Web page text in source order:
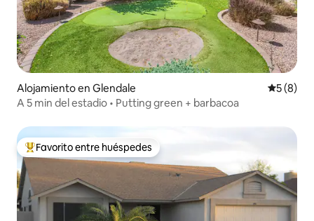
Alojamiento en Glendale
5 (8)
A 5 min del estadio • Putting green + barbacoa
Favorito entre huéspedes preferido
Favorito entre huéspedes